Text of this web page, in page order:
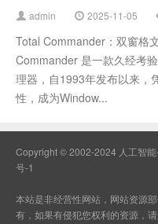
admin 2025-11-05
Total Commander：双窗格
Commander 是一款久经考
理器，自1993年发布以来，
性，成为Window...
Copyright © 2002-2024 人工智能
号-1
本站是非经营性网站，网站资源
有，如果有侵犯您权利的资源，